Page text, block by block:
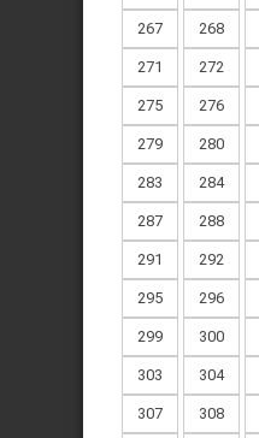
267 268
271 272
275 276
279 280
283 284
287 288
291 292
295 296
299 300
303 304
307 308